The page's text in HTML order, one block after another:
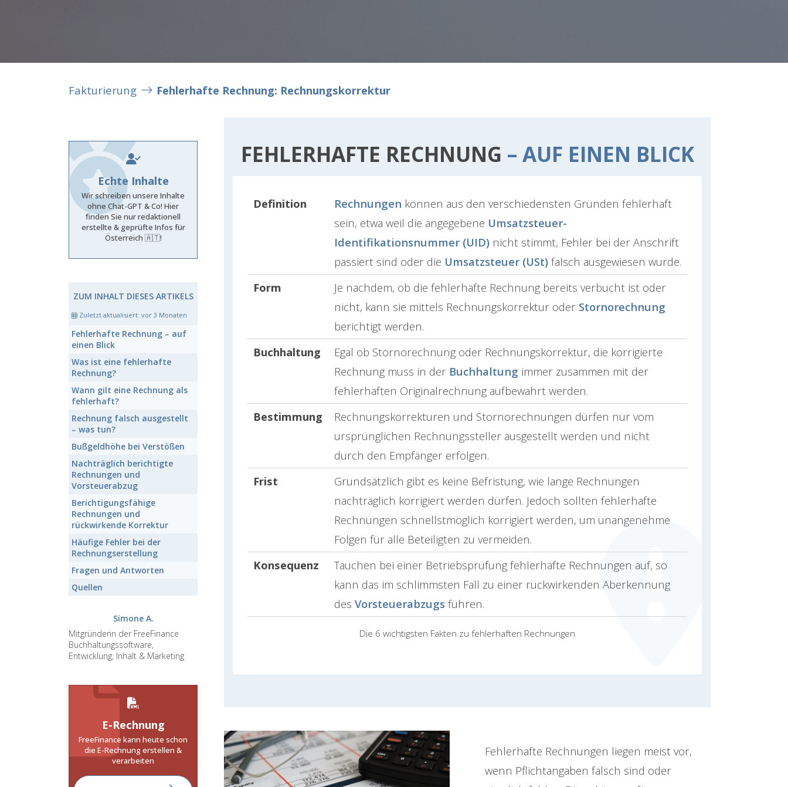
Fakturierung Fehlerhafte Rechnung: Rechnungskorrektur
Echte Inhalte
Wir schreiben unsere Inhalte
ohne Chat-GPT & Co! Hier
finden Sie nur redaktionell
erstellte & geprüfte Infos für
Österreich 🇦🇹!
ZUM INHALT DIESES ARTIKELS
Zuletzt aktualisiert: vor 3 Monaten
Fehlerhafte Rechnung – auf
einen Blick
Was ist eine fehlerhafte
Rechnung?
Wann gilt eine Rechnung als
fehlerhaft?
Rechnung falsch ausgestellt
– was tun?
Bußgeldhöhe bei Verstößen
Nachträglich berichtigte
Rechnungen und
Vorsteuerabzug
Berichtigungsfähige
Rechnungen und
rückwirkende Korrektur
Häufige Fehler bei der
Rechnungserstellung
Fragen und Antworten
Quellen
Simone A.
Mitgründerin der FreeFinance
Buchhaltungssoftware,
Entwicklung, Inhalt & Marketing
E-Rechnung
FreeFinance kann heute schon
die E-Rechnung erstellen &
verarbeiten
FEHLERHAFTE RECHNUNG – AUF EINEN BLICK
Die 6 wichtigsten Fakten zu fehlerhaften Rechnungen
Definition Rechnungen können aus den verschiedensten Gründen fehlerhaft
sein, etwa weil die angegebene Umsatzsteuer-
Identifikationsnummer (UID) nicht stimmt, Fehler bei der Anschrift
passiert sind oder die Umsatzsteuer (USt) falsch ausgewiesen wurde.
Form
Je nachdem, ob die fehlerhafte Rechnung bereits verbucht ist oder
nicht, kann sie mittels Rechnungskorrektur oder Stornorechnung
berichtigt werden.
Buchhaltung
Egal ob Stornorechnung oder Rechnungskorrektur, die korrigierte
Rechnung muss in der Buchhaltung immer zusammen mit der
fehlerhaften Originalrechnung aufbewahrt werden.
Bestimmung
Rechnungskorrekturen und Stornorechnungen dürfen nur vom
ursprünglichen Rechnungssteller ausgestellt werden und nicht
durch den Empfänger erfolgen.
Frist
Grundsätzlich gibt es keine Befristung, wie lange Rechnungen
nachträglich korrigiert werden dürfen. Jedoch sollten fehlerhafte
Rechnungen schnellstmöglich korrigiert werden, um unangenehme
Folgen für alle Beteiligten zu vermeiden.
Konsequenz
Tauchen bei einer Betriebsprüfung fehlerhafte Rechnungen auf, so
kann das im schlimmsten Fall zu einer rückwirkenden Aberkennung
des Vorsteuerabzugs führen.
Fehlerhafte Rechnungen liegen meist vor,
wenn Pflichtangaben falsch sind oder